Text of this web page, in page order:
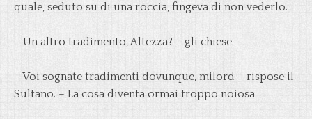
quale, seduto su di una roccia, fingeva di non vederlo.
– Un altro tradimento, Altezza? – gli chiese.
– Voi sognate tradimenti dovunque, milord – rispose il
Sultano. – La cosa diventa ormai troppo noiosa.